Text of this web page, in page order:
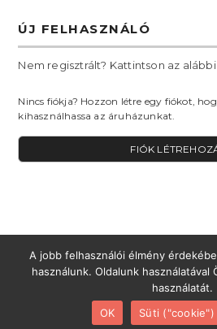
ÚJ FELHASZNÁLÓ
Nem regisztrált? Kattintson az
Nincs fiókja? Hozzon létre egy fiókot,
kihasználhassa az áruházunkat.
FIÓK
CÉGINFORMÁCIÓ
© OKS KERESKEDELMI ÉS
A jobb felhasználói élmény
használunk. Oldalunk használatával
használatát.
OK
Süti ("cookie")